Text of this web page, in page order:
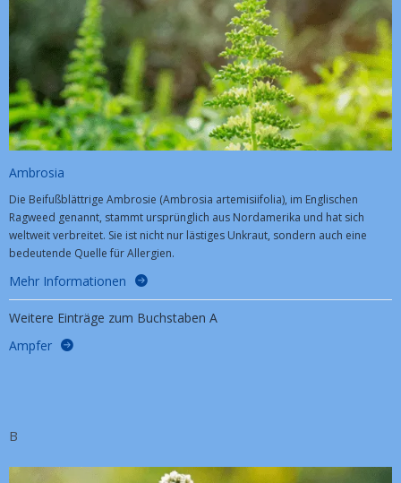
Ambrosia
Die Beifußblättrige Ambrosie (Ambrosia artemisiifolia), im Englischen
Ragweed genannt, stammt ursprünglich aus Nordamerika und hat sich
weltweit verbreitet. Sie ist nicht nur lästiges Unkraut, sondern auch eine
bedeutende Quelle für Allergien.
Mehr Informationen
Weitere Einträge zum Buchstaben A
Ampfer
B